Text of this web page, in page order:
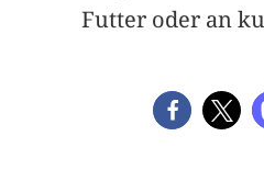
Futter oder an